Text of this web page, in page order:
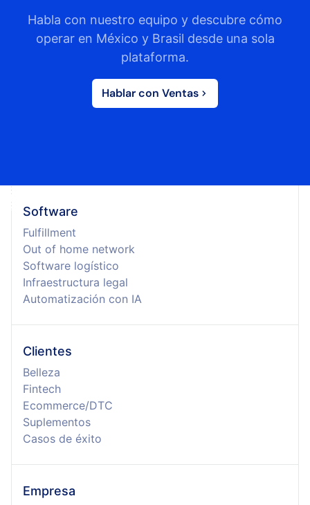
Habla con nuestro equipo y descubre cómo
operar en México y Brasil desde una sola
plataforma.
Hablar con Ventas
Software
Fulfillment
Out of home network
Software logístico
Infraestructura legal
Automatización con IA
Clientes
Belleza
Fintech
Ecommerce/DTC
Suplementos
Casos de éxito
Empresa